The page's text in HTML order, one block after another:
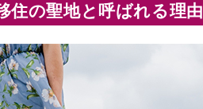
住の聖地と呼ばれる理由